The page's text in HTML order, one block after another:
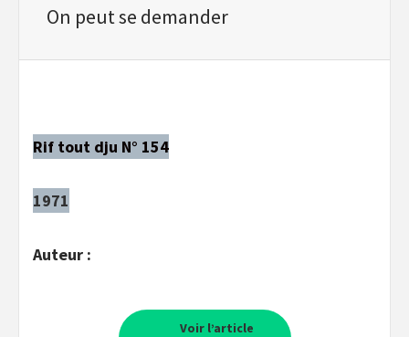
On peut se demander
Rif tout dju N° 154
1971
Auteur :
Voir l’article